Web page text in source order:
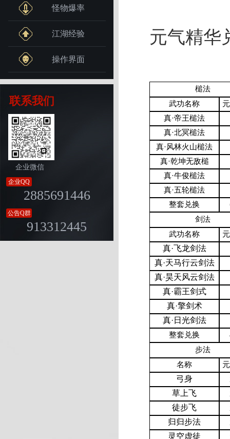
怪物爆率
江湖经验
操作界面
联系我们
企业微信
企业QQ
2885691446
公告Q群
913312445
元气精华
槌法
武功名称
真·帝王槌法
真·北冥槌法
真·风林火山槌法
真·乾坤无敌槌
真·牛俊槌法
真·五轮槌法
整套兑换
剑法
武功名称
真·飞龙剑法
真·天马行云剑法
真·昊天风云剑法
真·霸王剑式
真·擎剑术
真·日光剑法
整套兑换
步法
名称
弓身
草上飞
徒步飞
归归步法
灵空虚徒